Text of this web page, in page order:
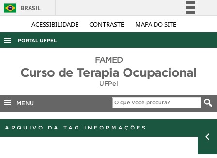
ACESSIBILIDADE CONTRASTE MAPA DO SITE
BRASIL
Simplifique!
Acesso à informação
Legislação
Canais
PORTAL UFPEL
AUDITORIA
CONCURSOS
FAMED
Curso de Terapia Ocupacional
UFPel
MENU
ARQUIVO DA TAG INFORMAÇÕES